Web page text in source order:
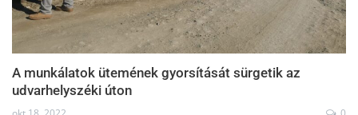
A munkálatok ütemének gyorsítását sürgetik az
udvarhelyszéki úton